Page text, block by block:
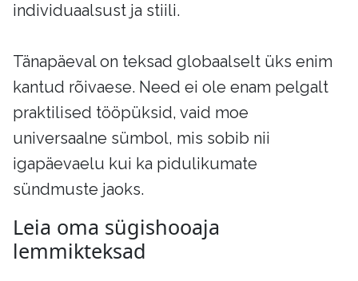
individuaalsust ja stiili.
Tänapäeval on teksad globaalselt üks enim
kantud rõivaese. Need ei ole enam pelgalt
praktilised tööpüksid, vaid moe
universaalne sümbol, mis sobib nii
igapäevaelu kui ka pidulikumate
sündmuste jaoks.
Leia oma sügishooaja
lemmikteksad